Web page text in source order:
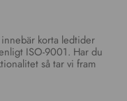
korta ledtider
ISO-9001. Har du
så tar vi fram